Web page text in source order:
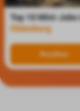
Top 10 Mini-Jobs
Oldenburg
Ansehen